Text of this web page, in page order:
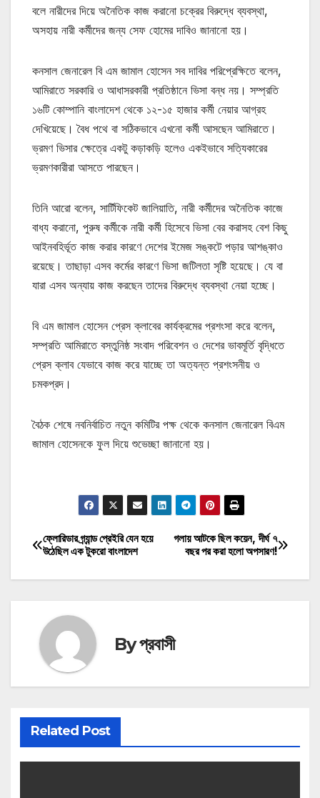
বলে নারীদের দিয়ে অনৈতিক কাজ করানো চক্রের বিরুদ্ধে ব্যবস্থা,
অসহায় নারী কর্মীদের জন্য সেফ হোমের দাবিও জানানো হয়।
কনসাল জেনারেল বি এম জামাল হোসেন সব দাবির পরিপ্রেক্ষিতে বলেন,
আমিরাতে সরকারি ও আধাসরকারী প্রতিষ্ঠানে ভিসা বন্ধ নয়। সম্প্রতি
১৬টি কোম্পানি বাংলাদেশ থেকে ১২-১৫ হাজার কর্মী নেয়ার আগ্রহ
দেখিয়েছে। বৈধ পথে বা সঠিকভাবে এখনো কর্মী আসছেন আমিরাতে।
ভ্রমণ ভিসার ক্ষেত্রে একটু কড়াকড়ি হলেও একইভাবে সত্যিকারের
ভ্রমণকারীরা আসতে পারছেন।
তিনি আরো বলেন, সার্টিফিকেট জালিয়াতি, নারী কর্মীদের অনৈতিক কাজে
বাধ্য করানো, পুরুষ কর্মীকে নারী কর্মী হিসেবে ভিসা বের করাসহ বেশ কিছু
আইনবহির্ভূত কাজ করার কারণে দেশের ইমেজ সঙ্কটে পড়ার আশঙ্কাও
রয়েছে। তাছাড়া এসব কর্মের কারণে ভিসা জটিলতা সৃষ্টি হয়েছে। যে বা
যারা এসব অন্যায় কাজ করছেন তাদের বিরুদ্ধে ব্যবস্থা নেয়া হচ্ছে।
বি এম জামাল হোসেন প্রেস ক্লাবের কার্যক্রমের প্রশংসা করে বলেন,
সম্প্রতি আমিরাতে বস্তুনিষ্ঠ সংবাদ পরিবেশন ও দেশের ভাবমূর্তি বৃদ্ধিতে
প্রেস ক্লাব যেভাবে কাজ করে যাচ্ছে তা অত্যন্ত প্রশংসনীয় ও
চমকপ্রদ।
বৈঠক শেষে নবনির্বাচিত নতুন কমিটির পক্ষ থেকে কনসাল জেনারেল বিএম
জামাল হোসেনকে ফুল দিয়ে শুভেচ্ছা জানানো হয়।
Post
navigation
গলায় আটকে ছিল কয়েন, দীর্ঘ ৭
বছর পর করা হলো অপসারণ!
ফ্লোরিডার গ্র্যান্ড প্রেইরি যেন হয়ে
উঠেছিল এক টুকরো বাংলাদেশ
Byপ্রবাসী
Related Post